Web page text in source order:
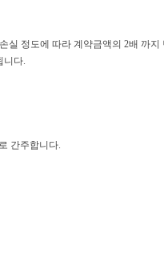
실 정도에 따라 계약금액의 2배 까지
니다.
간주합니다.